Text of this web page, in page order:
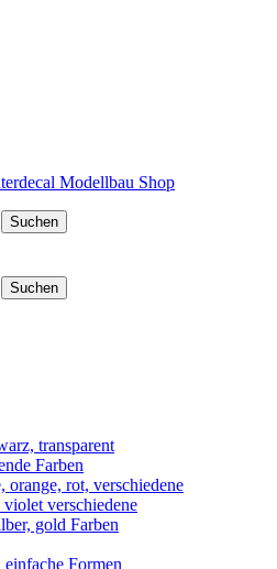
Suchen
Suchen
transparent
Farben
orange, rot, verschiedene
verschiedene
gold Farben
Formen